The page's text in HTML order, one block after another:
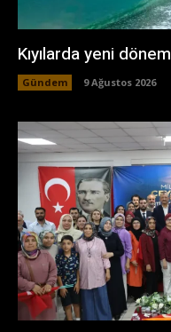
Kıyılarda yeni dönem
Gündem 9 Ağustos 2026